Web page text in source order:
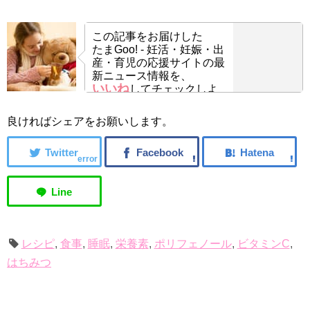
この記事をお届けした
たまGoo! - 妊活・妊娠・出
産・育児の応援サイトの最
新ニュース情報を、
いいねしてチェックしよ
良ければシェアをお願いします。
error
レシピ, 食事, 睡眠, 栄養素, ポリフェノール, ビタミンC,
はちみつ